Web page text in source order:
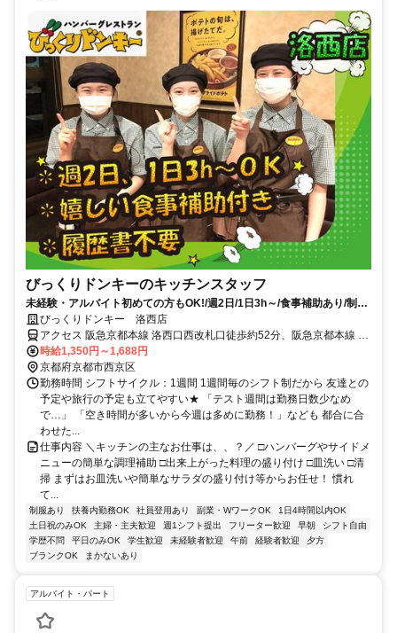
びっくりドンキーのキッチンスタッフ
未経験・アルバイト初めての方もOK!/週2日/1日3h～/食事補助あり/制服
貸与/履歴書不要
びっくりドンキー 洛西店
アクセス 阪急京都本線 洛西口西改札口徒歩約52分、阪急京都本線 桂
西口徒歩約53分、阪急嵐山線 桂西口徒歩約53分 バイク通勤OK（車
応相談）
時給1,350円～1,688円
京都府京都市西京区
勤務時間 シフトサイクル：1週間 1週間毎のシフト制だから 友達との
予定や旅行の予定も立てやすい★ 「テスト週間は勤務日数少なめ
で…」 「空き時間が多いから今週は多めに勤務！」なども 都合に合
わせた...
仕事内容 ＼キッチンの主なお仕事は、、？／ □ハンバーグやサイドメ
ニューの簡単な調理補助 □出来上がった料理の盛り付け □皿洗い □清
掃 まずはお皿洗いや簡単なサラダの盛り付け等からお任せ！ 慣れ
て...
制服あり 扶養内勤務OK 社員登用あり 副業・WワークOK
1日4時間以内OK
土日祝のみOK
主婦・主夫歓迎 週1シフト提出 フリーター歓迎 早朝
シフト自由
学歴不問
平日のみOK 学生歓迎 未経験者歓迎 午前 経験者歓迎
夕方
ブランクOK
まかないあり
アルバイト・パート